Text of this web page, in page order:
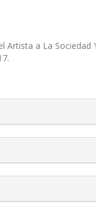
Artista a La